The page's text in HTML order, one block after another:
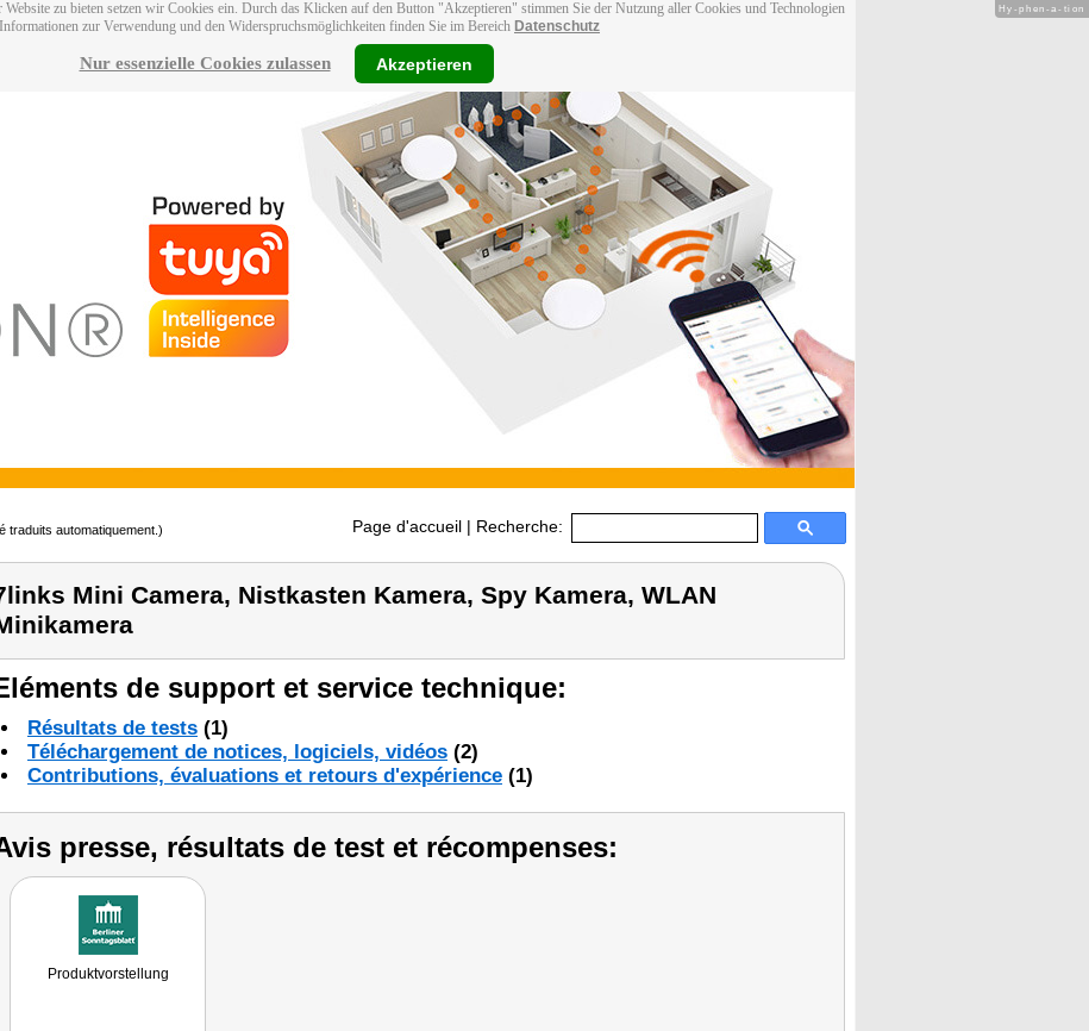
zu bieten setzen wir Cookies ein. Durch das Klicken auf den Button "Akzeptieren" stimmen Sie der Nutzung aller Cookies und Technologien
zur Verwendung und den Widerspruchsmöglichkeiten finden Sie im Bereich Datenschutz
Nur essenzielle Cookies zulassen Akzeptieren
traduits automatiquement.) Page d'accueil | Recherche:
Mini Camera, Nistkasten Kamera, Spy Kamera, WLAN
de support et service technique:
Résultats de tests (1)
Téléchargement de notices, logiciels, vidéos (2)
Contributions, évaluations et retours d'expérience (1)
presse, résultats de test et récompenses:
Produktvorstellung
Hy-phen-a-tion